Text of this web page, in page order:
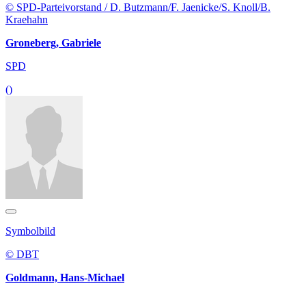
© SPD-Parteivorstand / D. Butzmann/F. Jaenicke/S. Knoll/B.
Kraehahn
Groneberg, Gabriele
SPD
()
Symbolbild
© DBT
Goldmann, Hans-Michael